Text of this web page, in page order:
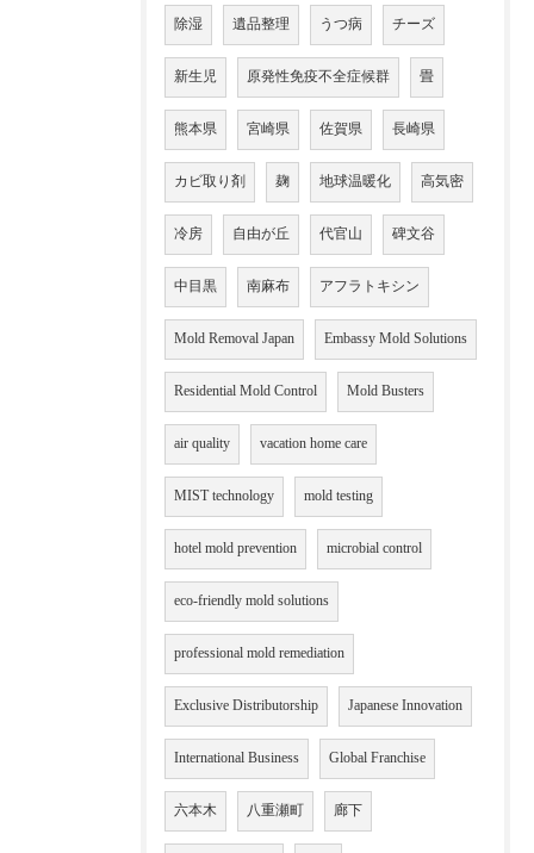
除湿 遺品整理 うつ病 チーズ
新生児 原発性免疫不全症候群 畳
熊本県 宮崎県 佐賀県 長崎県
カビ取り剤 麹 地球温暖化 高気密
冷房 自由が丘 代官山 碑文谷
中目黒 南麻布 アフラトキシン
Mold Removal Japan Embassy Mold Solutions
Residential Mold Control Mold Busters
air quality vacation home care
MIST technology mold testing
hotel mold prevention microbial control
eco-friendly mold solutions
professional mold remediation
Exclusive Distributorship Japanese Innovation
International Business Global Franchise
六本木 八重瀬町 廊下